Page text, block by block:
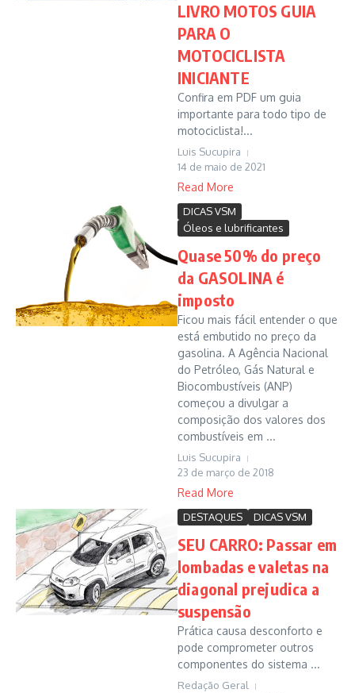
LIVRO MOTOS GUIA
PARA O
MOTOCICLISTA
INICIANTE
Confira em PDF um guia
importante para todo tipo de
motociclista!...
Luis Sucupira
14 de maio de 2021
Read More
DICAS VSM
Óleos e lubrificantes
Quase 50% do preço
da GASOLINA é
imposto
Ficou mais fácil entender o que
está embutido no preço da
gasolina. A Agência Nacional
do Petróleo, Gás Natural e
Biocombustíveis (ANP)
começou a divulgar a
composição dos valores dos
combustíveis em ...
Luis Sucupira
23 de março de 2018
Read More
DESTAQUES DICAS VSM
SEU CARRO: Passar em
lombadas e valetas na
diagonal prejudica a
suspensão
Prática causa desconforto e
pode comprometer outros
componentes do sistema ...
Redação Geral